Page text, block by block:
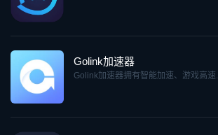
Golink加速器
Golink加速器拥有智能加速、游戏高速...